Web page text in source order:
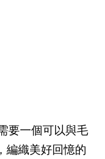
要一個可以與毛
編織美好回憶的